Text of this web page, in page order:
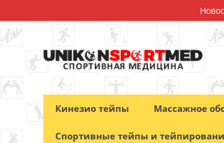
Кинезио тейпы Массажное
Спортивные тейпы и